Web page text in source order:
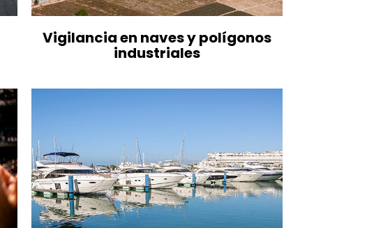
Vigilancia en naves y polígonos
industriales